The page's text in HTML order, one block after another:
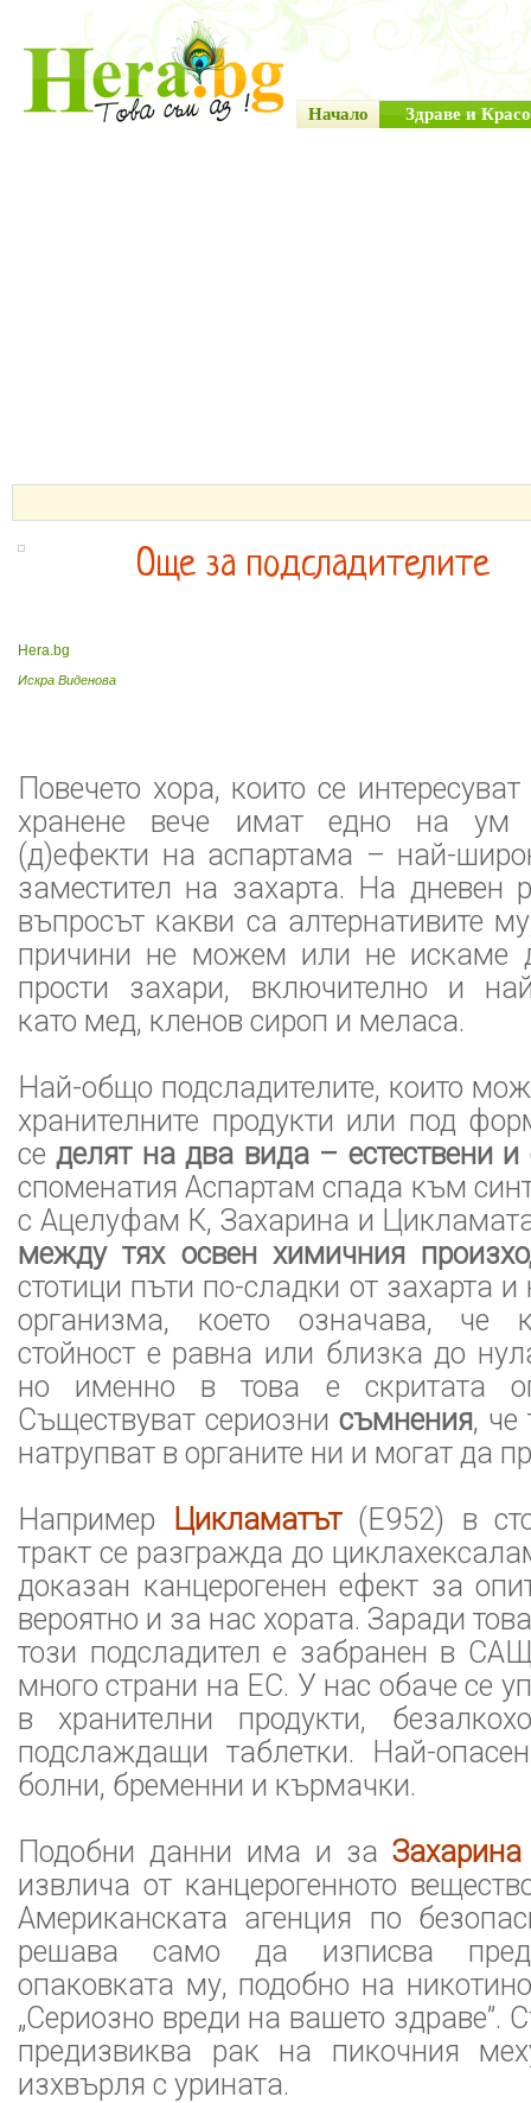
Начало Здраве и
Още за подсладителите
Hera.bg
Искра Виденова
Повечето хора, които се
хранене вече имат едно на ум
(д)ефекти на аспартама – най-
заместител на захарта. На дневен
въпросът какви са алтернативите
причини не можем или не искаме
прости захари, включително и
като мед, кленов сироп и меласа.
Най-общо подсладителите, които
хранителните продукти или под
седелят на два вида – естествени и
споменатия Аспартам спада към
с Ацелуфам К, Захарина и
между тях освен химичния
стотици пъти по-сладки от захарта и
организма, което означава, че
стойност е равна или близка до
но именно в това е скритата
Съществуват сериозни съмнения, че
натрупват в органите ни и могат да
Например
Цикламатът(Е952) в
тракт се разгражда до
доказан канцерогенен ефект за
вероятно и за нас хората. Заради
този подсладител е забранен в
много страни на ЕС. У нас обаче се
в хранителни продукти,
подслаждащи таблетки. Най-
болни, бременни и кърмачки.
Подобни данни има и за Захарина
извлича от канцерогенното
Американската агенция по
решава само да изписва
опаковката му, подобно на
„Сериозно вреди на вашето здраве”.
предизвиква рак на пикочния
изхвърля с урината.